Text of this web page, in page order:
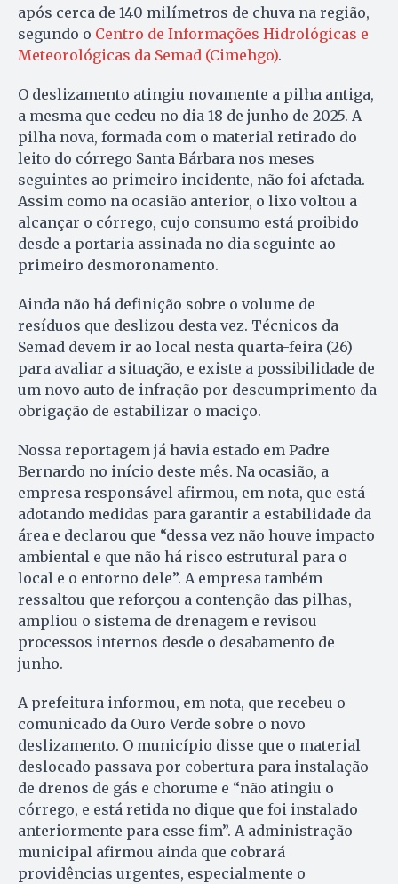
após cerca de 140 milímetros de chuva na região,
segundo o Centro de Informações Hidrológicas e
Meteorológicas da Semad (Cimehgo).
O deslizamento atingiu novamente a pilha antiga,
a mesma que cedeu no dia 18 de junho de 2025. A
pilha nova, formada com o material retirado do
leito do córrego Santa Bárbara nos meses
seguintes ao primeiro incidente, não foi afetada.
Assim como na ocasião anterior, o lixo voltou a
alcançar o córrego, cujo consumo está proibido
desde a portaria assinada no dia seguinte ao
primeiro desmoronamento.
Ainda não há definição sobre o volume de
resíduos que deslizou desta vez. Técnicos da
Semad devem ir ao local nesta quarta-feira (26)
para avaliar a situação, e existe a possibilidade de
um novo auto de infração por descumprimento da
obrigação de estabilizar o maciço.
Nossa reportagem já havia estado em Padre
Bernardo no início deste mês. Na ocasião, a
empresa responsável afirmou, em nota, que está
adotando medidas para garantir a estabilidade da
área e declarou que “dessa vez não houve impacto
ambiental e que não há risco estrutural para o
local e o entorno dele”. A empresa também
ressaltou que reforçou a contenção das pilhas,
ampliou o sistema de drenagem e revisou
processos internos desde o desabamento de
junho.
A prefeitura informou, em nota, que recebeu o
comunicado da Ouro Verde sobre o novo
deslizamento. O município disse que o material
deslocado passava por cobertura para instalação
de drenos de gás e chorume e “não atingiu o
córrego, e está retida no dique que foi instalado
anteriormente para esse fim”. A administração
municipal afirmou ainda que cobrará
providências urgentes, especialmente o